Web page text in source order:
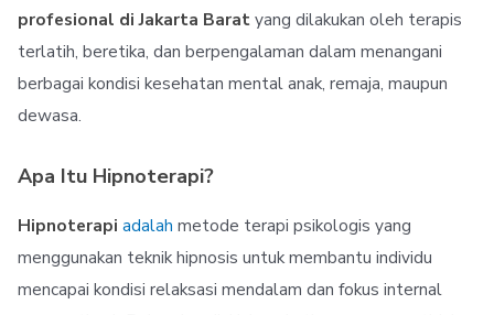
profesional di Jakarta Baratyang dilakukan oleh terapis
terlatih, beretika, dan berpengalaman dalam menangani
berbagai kondisi kesehatan mental anak, remaja, maupun
dewasa.
Apa Itu Hipnoterapi?
Hipnoterapi adalah metode terapi psikologis yang
menggunakan teknik hipnosis untuk membantu individu
mencapai kondisi relaksasi mendalam dan fokus internal